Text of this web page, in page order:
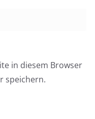
in diesem Browser
speichern.